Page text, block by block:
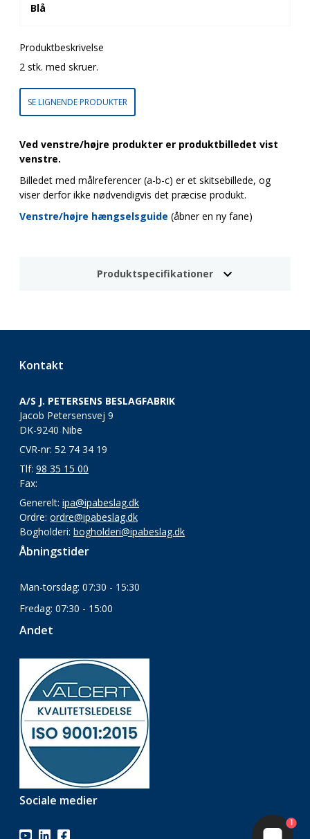
Blå
Produktbeskrivelse
2 stk. med skruer.
SE LIGNENDE PRODUKTER
Ved venstre/højre produkter er produktbilledet vist
venstre.
Billedet med målreferencer (a-b-c) er et skitsebillede, og
viser derfor ikke nødvendigvis det præcise produkt.
Venstre/højre hængselsguide (åbner en ny fane)
Produktspecifikationer
Kontakt
A/S J. PETERSENS BESLAGFABRIK
Jacob Petersensvej 9
DK-9240 Nibe
CVR-nr: 52 74 34 19
Tlf: 98 35 15 00
Fax:
Generelt: ipa@ipabeslag.dk
Ordre: ordre@ipabeslag.dk
Bogholderi: bogholderi@ipabeslag.dk
Åbningstider
Man-torsdag: 07:30 - 15:30
Fredag: 07:30 - 15:00
Andet
Sociale medier
1